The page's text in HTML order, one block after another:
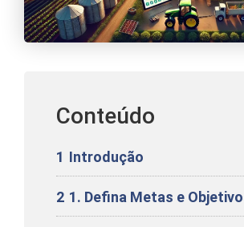
Conteúdo
1 Introdução
2 1. Defina Metas e